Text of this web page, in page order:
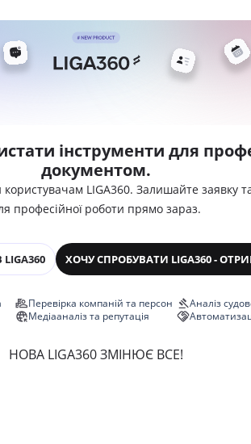
інструменти для
документом.
користувачам LIGA360. Залишайте заявку
професійної роботи прямо зараз.
ХОЧУ СПРОБУВАТИ LIGA360 -
Перевірка компаній та персон
Медіааналіз та репутація
Аналіз
НОВА LIGA360 ЗМІНЮЄ ВСЕ!